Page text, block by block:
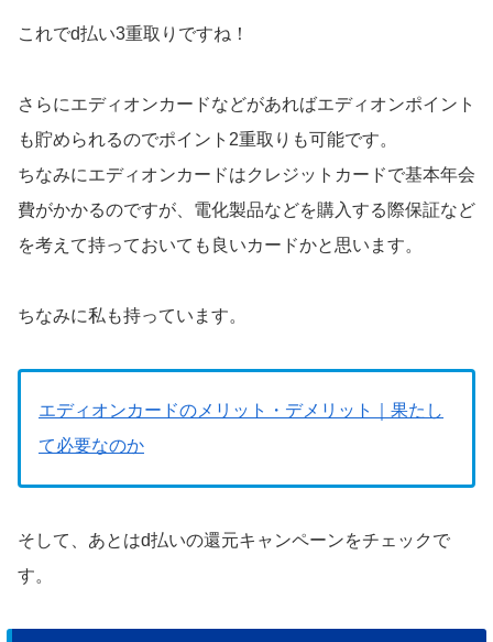
これでd払い3重取りですね！
さらにエディオンカードなどがあればエディオンポイント
も貯められるのでポイント2重取りも可能です。
ちなみにエディオンカードはクレジットカードで基本年会
費がかかるのですが、電化製品などを購入する際保証など
を考えて持っておいても良いカードかと思います。
ちなみに私も持っています。
エディオンカードのメリット・デメリット｜果たし
て必要なのか
そして、あとはd払いの還元キャンペーンをチェックで
す。